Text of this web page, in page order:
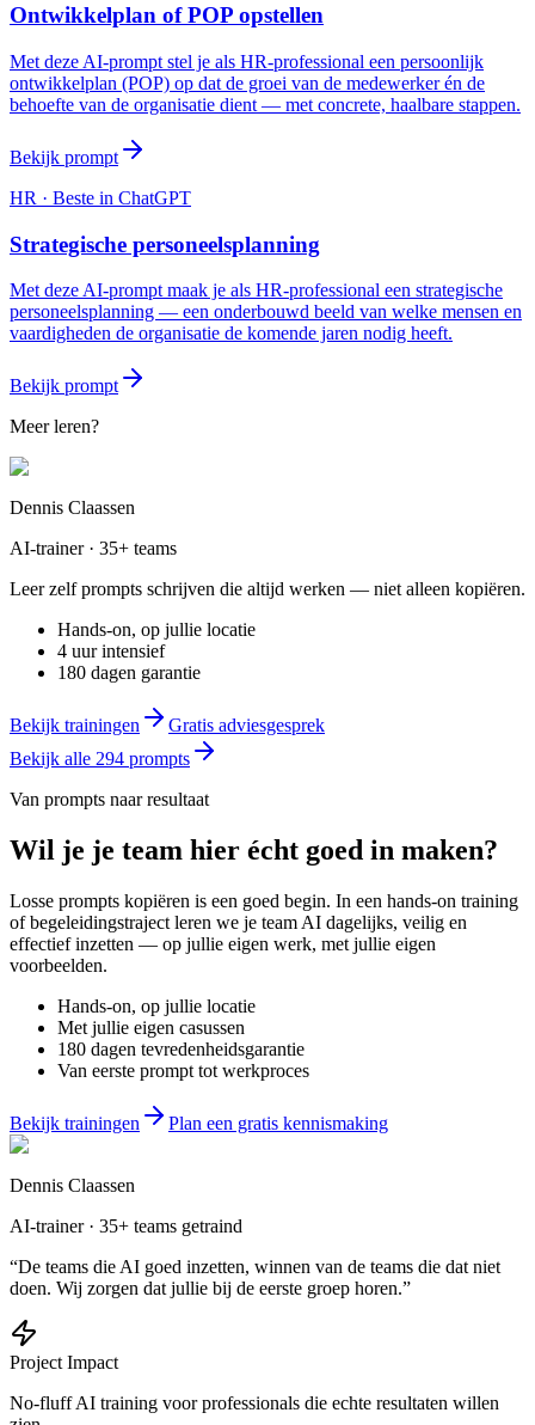
Ontwikkelplan of POP opstellen
Met deze AI-prompt stel je als HR-professional een persoonlijk
ontwikkelplan (POP) op dat de groei van de medewerker én de
behoefte van de organisatie dient — met concrete, haalbare stappen.
Bekijk prompt
HR · Beste in ChatGPT
Strategische personeelsplanning
Met deze AI-prompt maak je als HR-professional een strategische
personeelsplanning — een onderbouwd beeld van welke mensen en
vaardigheden de organisatie de komende jaren nodig heeft.
Bekijk prompt
Meer leren?
Dennis Claassen
AI-trainer · 35+ teams
Leer zelf prompts schrijven die altijd werken — niet alleen kopiëren.
Hands-on, op jullie locatie
4 uur intensief
180 dagen garantie
Bekijk trainingen
Gratis adviesgesprek
Bekijk alle 294 prompts
Van prompts naar resultaat
Wil je je team hier écht goed in maken?
Losse prompts kopiëren is een goed begin. In een hands-on training
of begeleidingstraject leren we je team AI dagelijks, veilig en
effectief inzetten — op jullie eigen werk, met jullie eigen
voorbeelden.
Hands-on, op jullie locatie
Met jullie eigen casussen
180 dagen tevredenheidsgarantie
Van eerste prompt tot werkproces
Bekijk trainingen Plan een gratis kennismaking
Dennis Claassen
AI-trainer · 35+ teams getraind
“De teams die AI goed inzetten, winnen van de teams die dat niet
doen. Wij zorgen dat jullie bij de eerste groep horen.”
Project Impact
No-fluff AI training voor professionals die echte resultaten willen